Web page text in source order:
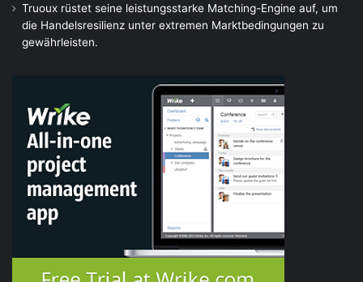
Truoux rüstet seine leistungsstarke Matching-Engine auf, um
die Handelsresilienz unter extremen Marktbedingungen zu
gewährleisten.